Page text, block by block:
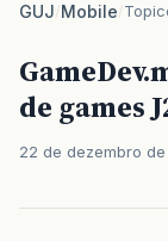
GUJ/Mobile/
de games
22 de dezembro